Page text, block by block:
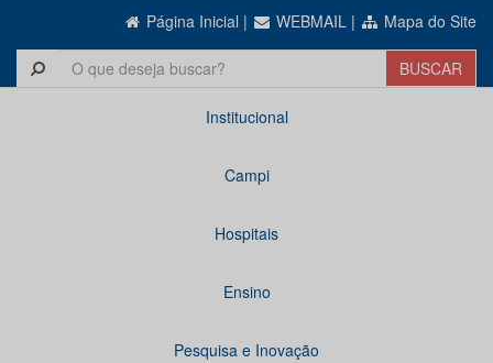
Página Inicial | WEBMAIL | Mapa do Site
Institucional
Campi
Hospitais
Ensino
Pesquisa e Inovação